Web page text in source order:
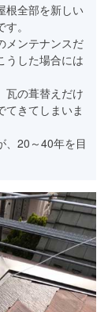
根全部を新しい
。
メンテナンスだ
うした場合には
瓦の葺替えだけ
てきてしまいま
、20～40年を目